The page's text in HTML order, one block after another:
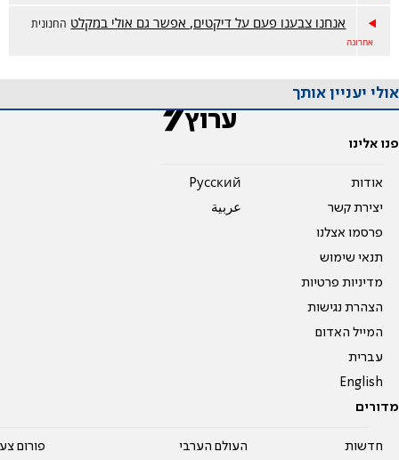
אנחנו צבענו פעם על דיקטים, אפשר גם אולי במקלט החנונית
אחרונה
אולי יעניין אותך
פנו אלינו
אודות
יצירת קשר
פרסמו אצלנו
תנאי שימוש
מדיניות פרטיות
הצהרת נגישות
המייל האדום
עברית
English
Pусский
عربية
מדורים
חדשות העולם הערבי פורום